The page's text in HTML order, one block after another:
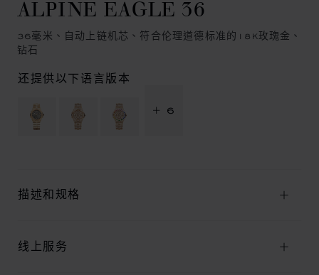
ALPINE EAGLE 36
36毫米、自动上链机芯、符合伦理道德标准的18K玫瑰金、
钻石
还提供以下语言版本
+ 6
描述和规格
线上服务